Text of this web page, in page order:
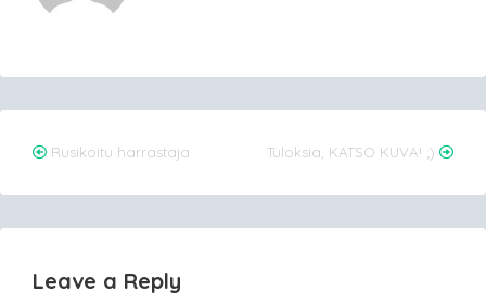
Post
navigation
Rusikoitu harrastaja Tuloksia, KATSO KUVA! ;)
Leave a Reply